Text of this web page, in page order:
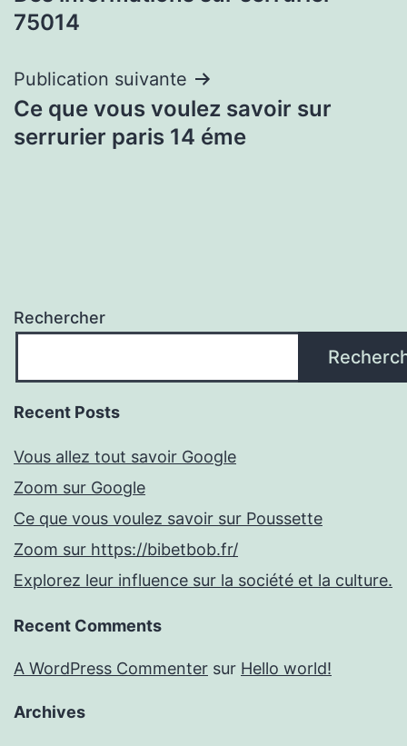
de
75014
Publication suivante
Ce que vous voulez savoir sur
serrurier paris 14 éme
Rechercher
Recent Posts
Vous allez tout savoir Google
Zoom sur Google
Ce que vous voulez savoir sur Poussette
Zoom sur https://bibetbob.fr/
Explorez leur influence sur la société et la culture.
Recent Comments
A WordPress Commenter sur Hello world!
Archives